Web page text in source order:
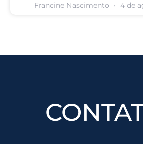
Francine Nascimento 4 de